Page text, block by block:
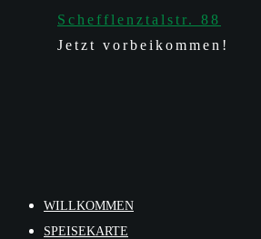
Schefflenztalstr. 88
Jetzt vorbeikommen!
WILLKOMMEN
SPEISEKARTE